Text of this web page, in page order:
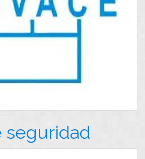
seguridad